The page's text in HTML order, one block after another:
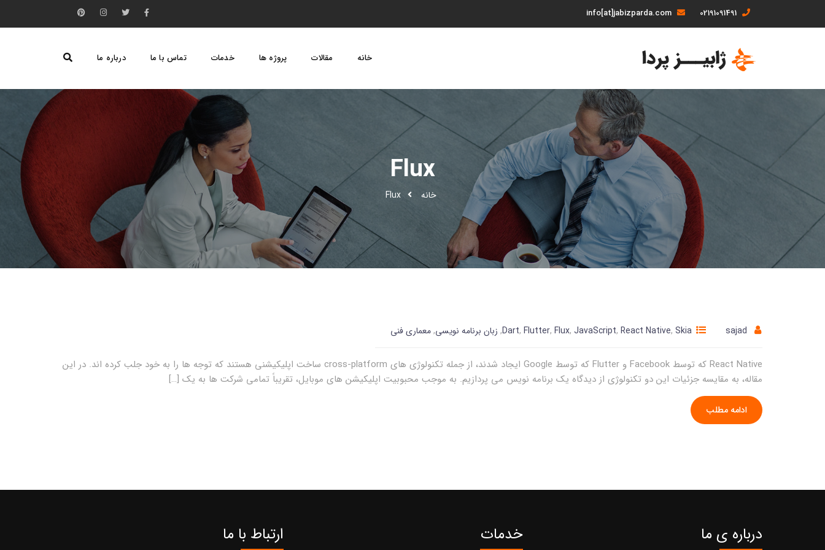
خانه مقالات پروژه ها خدمات تماس با ما درباره ما
Flux
خانه Flux
sajad
Dart, Flutter, Flux, JavaScript, React Native, Skia
, زبان برنامه نویسی,معماری فنی
React Native که توسط Facebook و Flutter که توسط Google ایجاد شدند، از جمله تکنولوژی های cross-platform ساخت اپلیکیشنی هستند که توجه ها را به خود جلب کرده اند. در این
مقاله، به مقایسه جزئیات این دو تکنولوژی از دیدگاه یک برنامه نویس می پردازیم. به موجب محبوبیت اپلیکیشن های موبایل، تقریباً تمامی شرکت ها به یک […]
ادامه مطلب
درباره ی ما خدمات ارتباط با ما